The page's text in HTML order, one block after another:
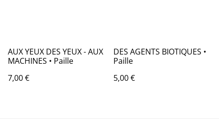
AUX YEUX DES YEUX - AUX
MACHINES • Paille
7,00 €
DES AGENTS BIOTIQUES •
Paille
5,00 €